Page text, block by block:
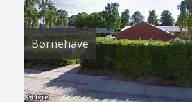
Børnehave